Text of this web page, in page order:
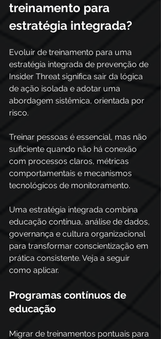
treinamento para
estratégia integrada?
Evoluir de treinamento para uma
estratégia integrada de prevenção de
Insider Threat significa sair da lógica
de ação isolada e adotar uma
abordagem sistêmica, orientada por
risco.
Treinar pessoas é essencial, mas não
suficiente quando não há conexão
com processos claros, métricas
comportamentais e mecanismos
tecnológicos de monitoramento.
Uma estratégia integrada combina
educação contínua, análise de dados,
governança e cultura organizacional
para transformar conscientização em
prática consistente. Veja a seguir
como aplicar.
Programas contínuos de
educação
Migrar de treinamentos pontuais para